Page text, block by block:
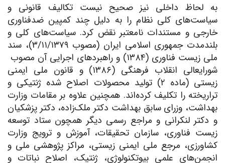
به لحاظ داخلی نیز صحیح نیست تکالیف قانونی و
سیاست‌های کلی نظام را به دلیل چند کمپین ضدفناوری
خارجی و مستندات نامعتبر نقض کرد. سیاست‌های کلی و
بلندمدت جمهوری اسلامی ایران (مصوب ۳/۱۱/۱۳۷۹)، سند
ملی زیست فناوری (۱۳۸۴) و راهبردهای اجرایی آن مصوب
شورایعالی انقلاب فرهنگی (۱۳۸۶) و قانون ملی ایمنی
زیستی (ماده ۲) تولید محصولات اصلاح شده ژنتیکی و
تراریخته را تکلیف کرده‌اند. همچنین علاوه بر مقامات وزارت
بهداشت، وزرای سابق بهداشت دکتر ملک‌زاده، دکتر پزشکیان
و دکتر لنکرانی و مراجع رسمی دیگر همچون ستاد توسعه
زیست فناوری، سازمان تحقیقات، آموزش و ترویج وزارت
کشاورزی، مرجع ملی ایمنی زیستی، مراکز پژوهشی ملی و
انجمن‌های علمی بیوتکنولوژی، ژنتیک، اصلاح نباتات و